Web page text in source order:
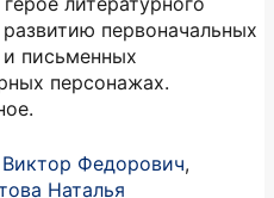
первоначальных
письменных
персонажах.
Федорович,
Наталья